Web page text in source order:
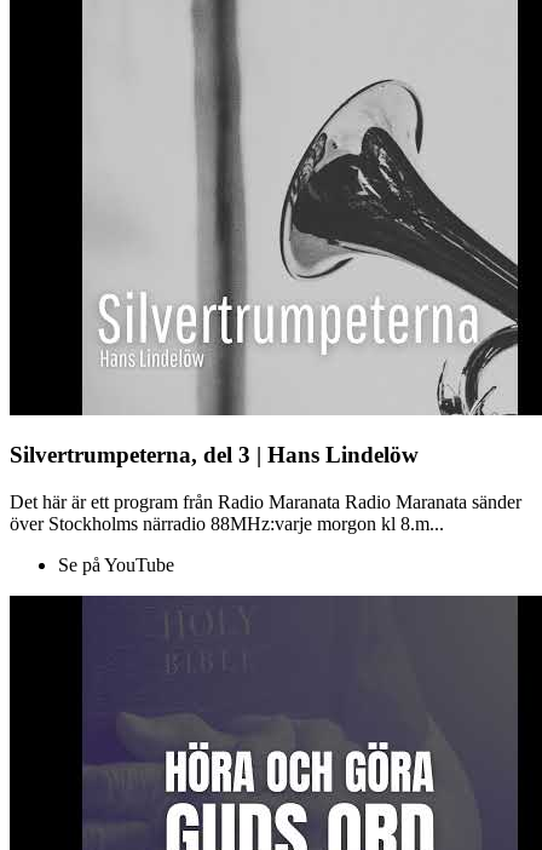
Silvertrumpeterna, del 3 | Hans Lindelöw
Det här är ett program från Radio Maranata Radio Maranata sänder
över Stockholms närradio 88MHz:varje morgon kl 8.m...
Se på YouTube